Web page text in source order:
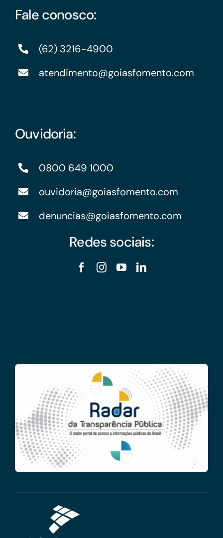
Fale conosco:
(62) 3216-4900
atendimento@goiasfomento.com
Ouvidoria:
0800 649 1000
ouvidoria@goiasfomento.com
denuncias@goiasfomento.com
Redes sociais: